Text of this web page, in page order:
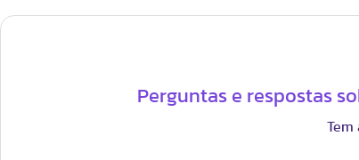
Perguntas e respostas
Tem